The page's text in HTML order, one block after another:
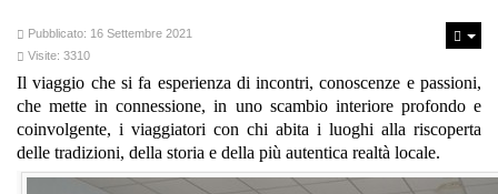
Pubblicato: 16 Settembre 2021
Visite: 3310
Il viaggio che si fa esperienza di incontri, conoscenze e passioni,
che mette in connessione, in uno scambio interiore profondo e
coinvolgente, i viaggiatori con chi abita i luoghi alla riscoperta
delle tradizioni, della storia e della più autentica realtà locale.